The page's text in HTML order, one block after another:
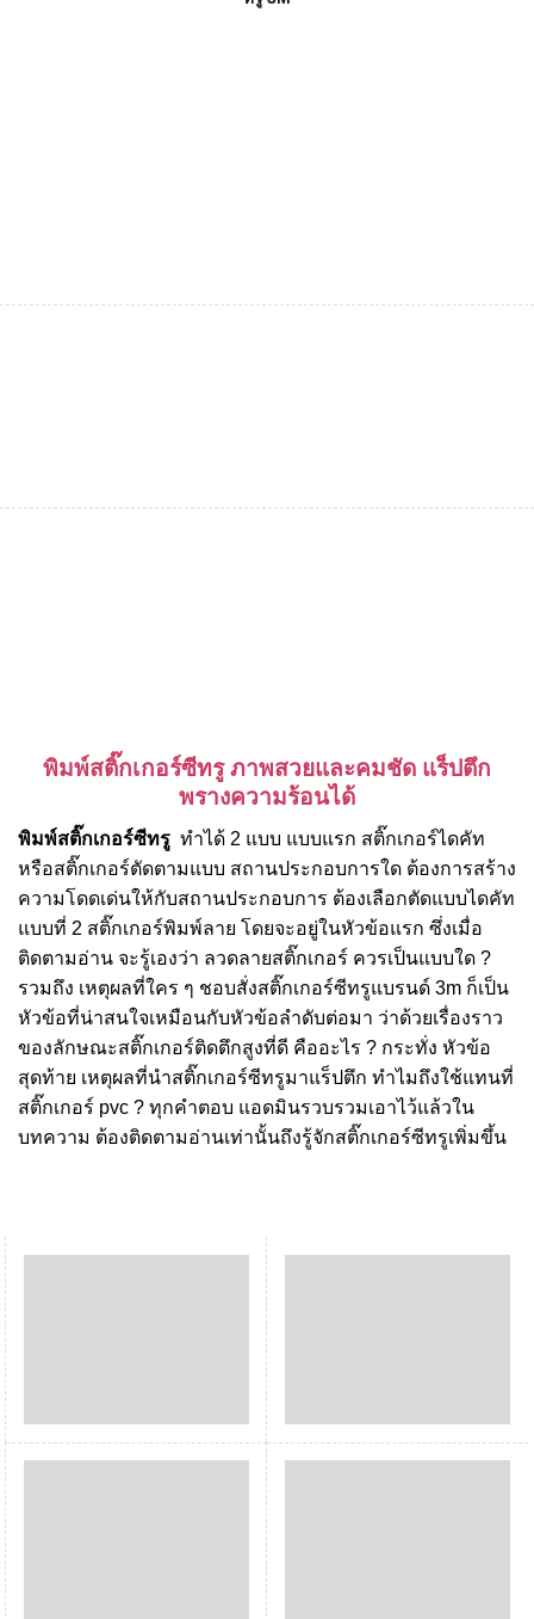
พิมพ์สติ๊กเกอร์ซีทรูภาพสวยและคมชัด แร็ปตึก
พรางความร้อนได้
พิมพ์สติ๊กเกอร์ซีทรู ทำได้ 2 แบบ แบบแรก สติ๊กเกอร์ไดคัท
หรือสติ๊กเกอร์ตัดตามแบบ สถานประกอบการใด ต้องการสร้าง
ความโดดเด่นให้กับสถานประกอบการ ต้องเลือกตัดแบบไดคัท
แบบที่ 2 สติ๊กเกอร์พิมพ์ลาย โดยจะอยู่ในหัวข้อแรก ซึ่งเมื่อ
ติดตามอ่าน จะรู้เองว่า ลวดลายสติ๊กเกอร์ ควรเป็นแบบใด ?
รวมถึง เหตุผลที่ใคร ๆ ชอบสั่งสติ๊กเกอร์ซีทรูแบรนด์ 3m ก็เป็น
หัวข้อที่น่าสนใจเหมือนกับหัวข้อลำดับต่อมา ว่าด้วยเรื่องราว
ของลักษณะสติ๊กเกอร์ติดตึกสูงที่ดี คืออะไร ? กระทั่ง หัวข้อ
สุดท้าย เหตุผลที่นำสติ๊กเกอร์ซีทรูมาแร็ปตึก ทำไมถึงใช้แทนที่
สติ๊กเกอร์ pvc ? ทุกคำตอบ แอดมินรวบรวมเอาไว้แล้วใน
บทความ ต้องติดตามอ่านเท่านั้นถึงรู้จักสติ๊กเกอร์ซีทรูเพิ่มขึ้น